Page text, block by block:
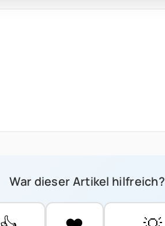
War dieser Artikel hilfreich?